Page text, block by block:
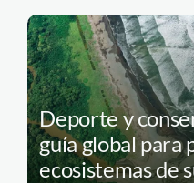
Deporte y
guía global para
ecosistemas de